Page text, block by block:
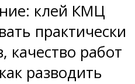
клей КМЦ
практически
качество работ
разводить